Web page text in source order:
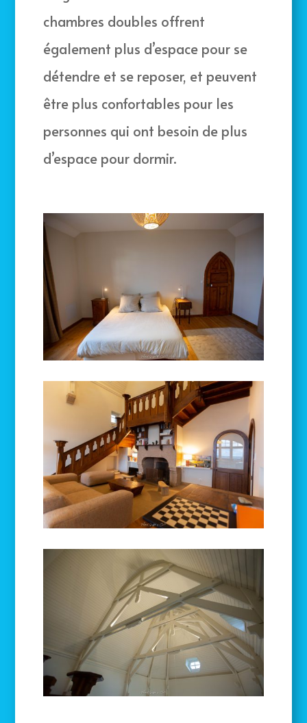
chambres doubles offrent
également plus d’espace pour se
détendre et se reposer, et peuvent
être plus confortables pour les
personnes qui ont besoin de plus
d’espace pour dormir.